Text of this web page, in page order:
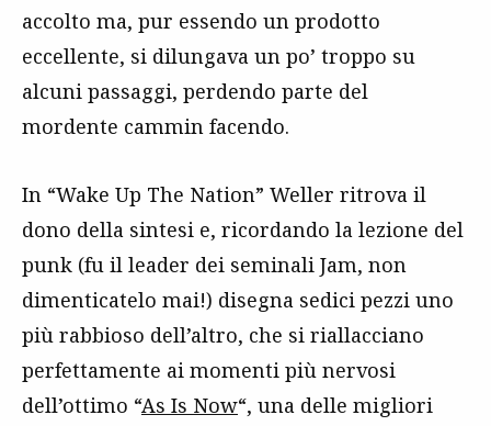
accolto ma, pur essendo un prodotto
eccellente, si dilungava un po’ troppo su
alcuni passaggi, perdendo parte del
mordente cammin facendo.
In “Wake Up The Nation” Weller ritrova il
dono della sintesi e, ricordando la lezione del
punk (fu il leader dei seminali Jam, non
dimenticatelo mai!) disegna sedici pezzi uno
più rabbioso dell’altro, che si riallacciano
perfettamente ai momenti più nervosi
dell’ottimo “As Is Now“, una delle migliori